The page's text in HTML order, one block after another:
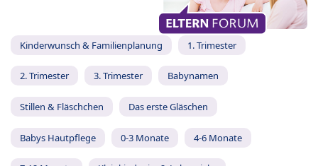
Kinderwunsch & Familienplanung 1. Trimester
2. Trimester 3. Trimester Babynamen
Stillen & Fläschchen Das erste Gläschen
Babys Hautpflege 0-3 Monate 4-6 Monate